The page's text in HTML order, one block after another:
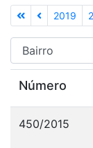
2019
Número
450/2015